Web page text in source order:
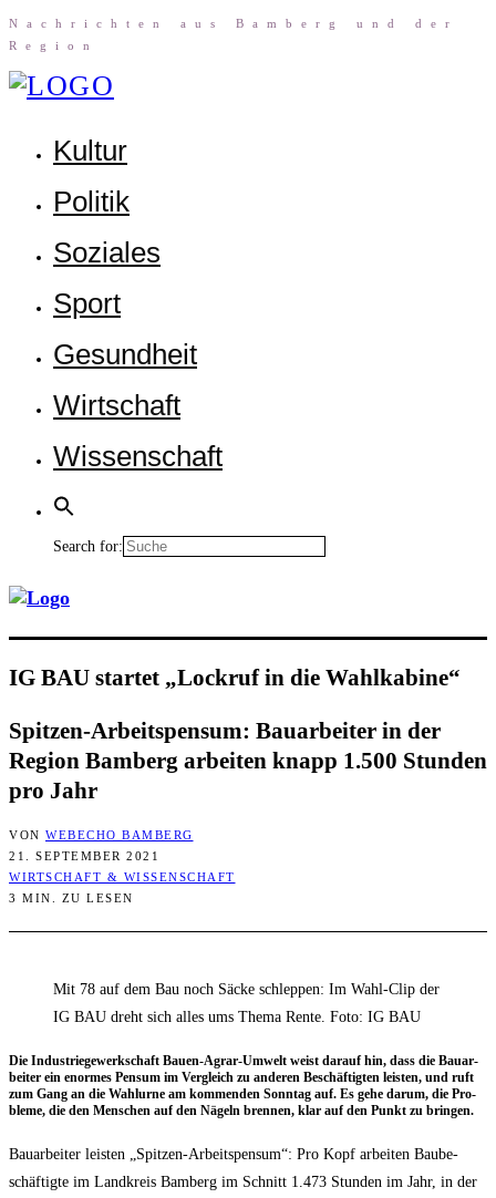
Nach­rich­ten aus Bam­berg und der
Region
Kul­tur
Poli­tik
Sozia­les
Sport
Gesund­heit
Wirt­schaft
Wis­sen­schaft
Search for:
IG BAU star­tet „Lock­ruf in die Wahlkabine“
Spit­zen-Arbeits­pen­sum: Bau­ar­bei­ter in der
Regi­on Bam­berg arbei­ten knapp 1.500 Stun­den
pro Jahr
VON WEBECHO BAMBERG
21. SEPTEMBER 2021
WIRTSCHAFT & WISSENSCHAFT
3 MIN. ZU LESEN
Mit 78 auf dem Bau noch Säcke schleppen: Im Wahl-Clip der
IG BAU dreht sich alles ums Thema Rente. Foto: IG BAU
Die Indus­trie­ge­werk­schaft Bau­en-Agrar-Umwelt weist dar­auf hin, dass die Bau­ar­
bei­ter ein enor­mes Pen­sum im Ver­gleich zu ande­ren Beschäf­tig­ten leis­ten, und ruft
zum Gang an die Wahl­ur­ne am kom­men­den Sonn­tag auf. Es gehe dar­um, die Pro­
ble­me, die den Men­schen auf den Nägeln bren­nen, klar auf den Punkt zu bringen.
Bau­ar­bei­ter leis­ten „Spit­zen-Arbeits­pen­sum“: Pro Kopf arbei­ten Bau­be­
schäf­tig­te im Land­kreis Bam­berg im Schnitt 1.473 Stun­den im Jahr, in der